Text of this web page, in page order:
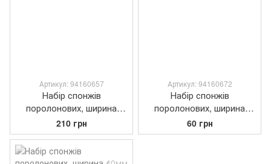
Артикул: 94160657
Набір спонжів
поролонових, ширина
20мм (12шт.), D.K.ART &
СRAFT
210 грн
Артикул: 94160672
Набір спонжів
поролонових, ширина
13/20/30мм (3 шт.),
D.K.ART & СRAFT
60 грн